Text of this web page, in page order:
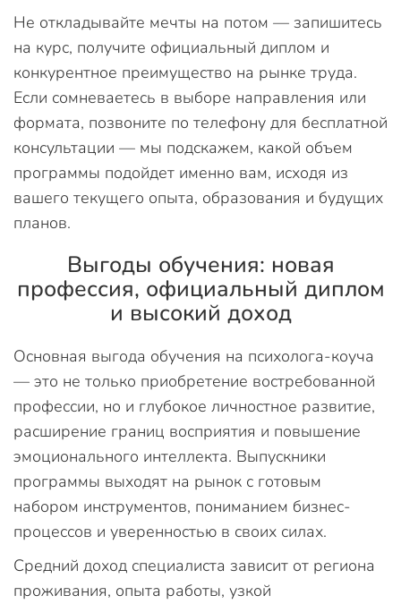
Не откладывайте мечты на потом — запишитесь
на курс, получите официальный диплом и
конкурентное преимущество на рынке труда.
Если сомневаетесь в выборе направления или
формата, позвоните по телефону для бесплатной
консультации — мы подскажем, какой объем
программы подойдет именно вам, исходя из
вашего текущего опыта, образования и будущих
планов.
Выгоды обучения: новая
профессия, официальный диплом
и высокий доход
Основная выгода обучения на психолога-коуча
— это не только приобретение востребованной
профессии, но и глубокое личностное развитие,
расширение границ восприятия и повышение
эмоционального интеллекта. Выпускники
программы выходят на рынок с готовым
набором инструментов, пониманием бизнес-
процессов и уверенностью в своих силах.
Средний доход специалиста зависит от региона
проживания, опыта работы, узкой